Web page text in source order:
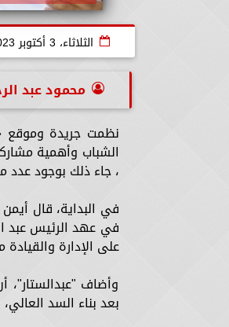
الثلاثاء، 3 أكتوبر 2023
محمود عبد
نظمت جريدة وموقع
الشباب وأهمية
، جاء ذلك بوجود عدد
في عهد الرئيس عبد
على الإدارة
وأضاف
بعد بناء السد